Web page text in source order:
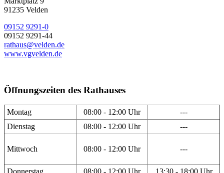
91235 Velden
09152 9291-0
09152 9291-44
rathaus@velden.de
www.vgvelden.de
Öffnungszeiten des Rathauses
Montag 08:00 - 12:00 Uhr
---
Dienstag
08:00 - 12:00 Uhr ---
Mittwoch 08:00 - 12:00 Uhr ---